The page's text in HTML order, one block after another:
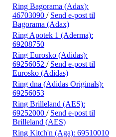
Ring Bagorama (Adax):
46703090 / Send e-post til
Bagorama (Adax)
Ring Apotek 1 (Aderma):
69208750
Ring Eurosko (Adidas):
69256052 / Send e-post til
Eurosko (Adidas)
Ring dna (Adidas Originals):
69256053
Ring Brilleland (AES):
69252000 / Send e-post til
Brilleland (AES)
Ring Kitch'n (Aga): 69510010